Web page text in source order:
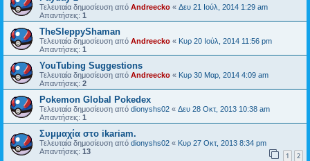
Τελευταία δημοσίευση από Andreecko « Δευ 21 Ιούλ, 2014 1:29 am
Απαντήσεις: 1
TheSleppyShaman
Τελευταία δημοσίευση από Andreecko « Κυρ 20 Ιούλ, 2014 11:56 pm
Απαντήσεις: 1
YouTubing Suggestions
Τελευταία δημοσίευση από Andreecko « Κυρ 30 Μαρ, 2014 4:09 am
Απαντήσεις: 2
Pokemon Global Pokedex
Τελευταία δημοσίευση από dionyshs02 « Δευ 28 Οκτ, 2013 10:38 am
Απαντήσεις: 1
Συμμαχία στο ikariam.
Τελευταία δημοσίευση από dionyshs02 « Κυρ 27 Οκτ, 2013 8:34 pm
Απαντήσεις: 13 1 2